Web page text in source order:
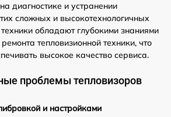
диагностике и устранении
сложных и высокотехнологичных
обладают глубокими знаниями
тепловизионной техники, что
высокое качество сервиса.
проблемы тепловизоров
и настройками